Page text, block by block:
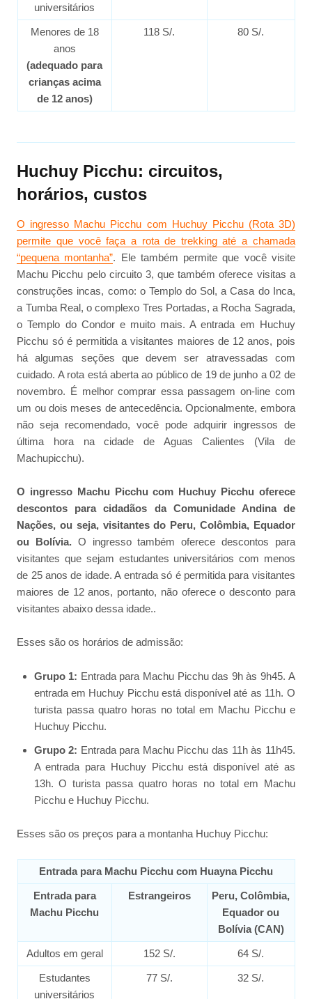
universitários
Menores de 18
anos
(adequado para
crianças acima
de 12 anos)
118 S/. 80 S/.
Huchuy Picchu: circuitos,
horários, custos
O ingresso Machu Picchu com Huchuy Picchu (Rota 3D)
permite que você faça a rota de trekking até a chamada
“pequena montanha”. Ele também permite que você visite
Machu Picchu pelo circuito 3, que também oferece visitas a
construções incas, como: o Templo do Sol, a Casa do Inca,
a Tumba Real, o complexo Tres Portadas, a Rocha Sagrada,
o Templo do Condor e muito mais. A entrada em Huchuy
Picchu só é permitida a visitantes maiores de 12 anos, pois
há algumas seções que devem ser atravessadas com
cuidado. A rota está aberta ao público de 19 de junho a 02 de
novembro. É melhor comprar essa passagem on-line com
um ou dois meses de antecedência. Opcionalmente, embora
não seja recomendado, você pode adquirir ingressos de
última hora na cidade de Aguas Calientes (Vila de
Machupicchu).
O ingresso Machu Picchu com Huchuy Picchu oferece
descontos para cidadãos da Comunidade Andina de
Nações, ou seja, visitantes do Peru, Colômbia, Equador
ou Bolívia. O ingresso também oferece descontos para
visitantes que sejam estudantes universitários com menos
de 25 anos de idade. A entrada só é permitida para visitantes
maiores de 12 anos, portanto, não oferece o desconto para
visitantes abaixo dessa idade..
Esses são os horários de admissão:
Grupo 1: Entrada para Machu Picchu das 9h às 9h45. A
entrada em Huchuy Picchu está disponível até as 11h. O
turista passa quatro horas no total em Machu Picchu e
Huchuy Picchu.
Grupo 2: Entrada para Machu Picchu das 11h às 11h45.
A entrada para Huchuy Picchu está disponível até as
13h. O turista passa quatro horas no total em Machu
Picchu e Huchuy Picchu.
Esses são os preços para a montanha Huchuy Picchu:
Entrada para Machu Picchu com Huayna Picchu
Entrada para
Machu Picchu
Estrangeiros
Peru, Colômbia,
Equador ou
Bolívia (CAN)
Adultos em geral 152 S/. 64 S/.
Estudantes
universitários
77 S/. 32 S/.